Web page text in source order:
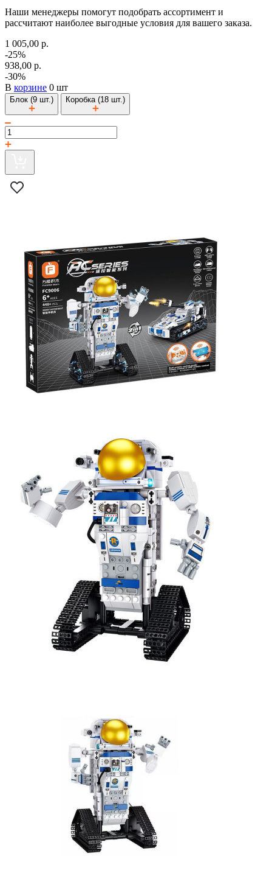
Наши менеджеры помогут подобрать ассортимент и
рассчитают наиболее выгодные условия для вашего заказа.
1 005,00 р.
-25%
938,00 р.
-30%
В корзине 0 шт
Блок (9 шт.) Коробка (18 шт.)